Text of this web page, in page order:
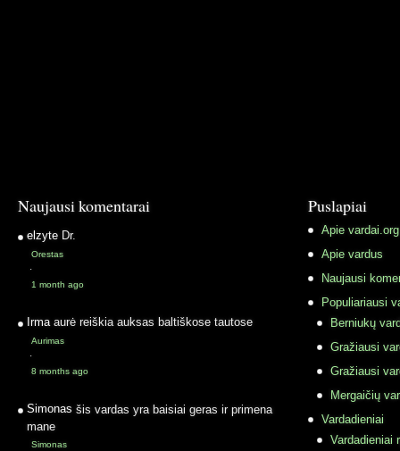
Naujausi komentarai
elzyte Dr.
Orestas
·
1 month ago
Irma aurė reiškia auksas baltiškose tautose
Aurimas
·
8 months ago
Simonas šis vardas yra baisiai geras ir primena
mane
Simonas
Puslapiai
Apie vardai.org
Apie vardus
Naujausi
Populiariausi
Berniukų
Gražiausi
Gražiausi
Mergaičių
Vardadieniai
Vardadieniai